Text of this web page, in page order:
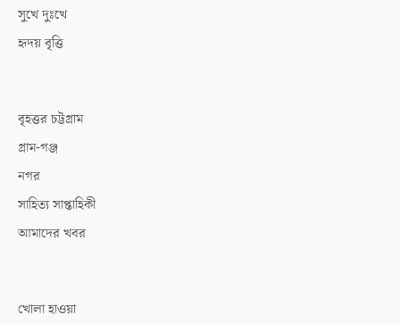
সুখে দুঃখে
হৃদয় বৃত্তি
বৃহত্তর চট্টগ্রাম
গ্রাম-গঞ্জ
নগর
সাহিত্য সাপ্তাহিকী
আমাদের খবর
খোলা হাওয়া